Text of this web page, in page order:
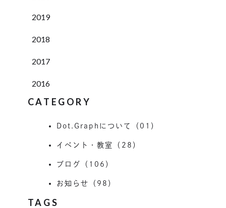
2019
2018
2017
2016
CATEGORY
Dot.Graphについて（01）
イベント・教室（28）
ブログ（106）
お知らせ（98）
TAGS